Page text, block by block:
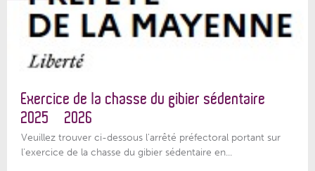
Exercice de la chasse du gibier sédentaire
2025 – 2026
Veuillez trouver ci-dessous l'arrêté préfectoral portant sur
l'exercice de la chasse du gibier sédentaire en...